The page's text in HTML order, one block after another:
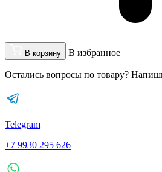
В корзину В избранное
Остались вопросы по товару?
Telegram
+7 9930 295 626